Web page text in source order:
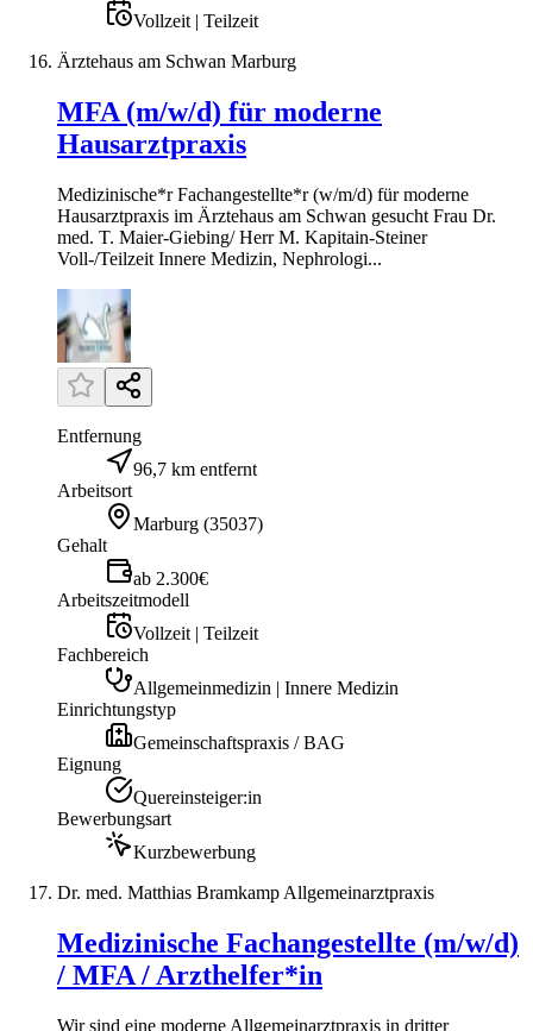
Vollzeit | Teilzeit
Ärztehaus am Schwan Marburg
MFA (m/w/d) für moderne
Hausarztpraxis
Medizinische*r Fachangestellte*r (w/m/d) für moderne
Hausarztpraxis im Ärztehaus am Schwan gesucht Frau Dr.
med. T. Maier-Giebing/ Herr M. Kapitain-Steiner
Voll-/Teilzeit Innere Medizin, Nephrologi...
Entfernung
96,7 km entfernt
Arbeitsort
Marburg (35037)
Gehalt
ab 2.300€
Arbeitszeitmodell
Vollzeit | Teilzeit
Fachbereich
Allgemeinmedizin | Innere Medizin
Einrichtungstyp
Gemeinschaftspraxis / BAG
Eignung
Quereinsteiger:in
Bewerbungsart
Kurzbewerbung
Dr. med. Matthias Bramkamp Allgemeinarztpraxis
Medizinische Fachangestellte (m/w/d)
/ MFA / Arzthelfer*in
Wir sind eine moderne Allgemeinarztpraxis in dritter